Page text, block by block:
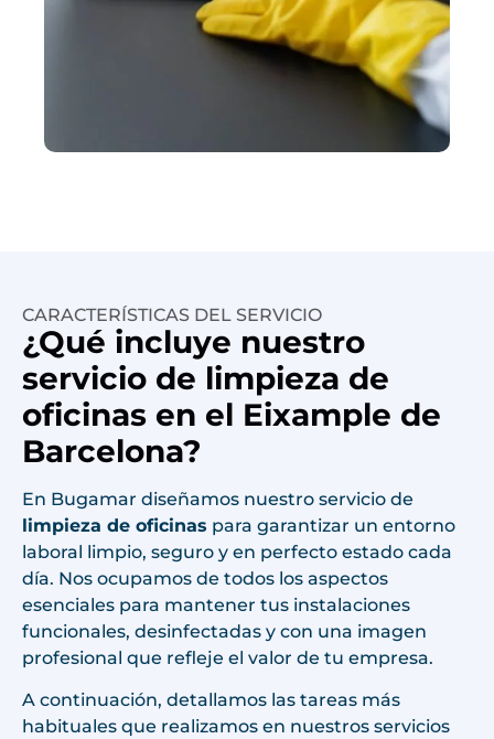
CARACTERÍSTICAS DEL SERVICIO
¿Qué incluye nuestro
servicio de limpieza de
oficinas en el Eixample de
Barcelona?
En Bugamar diseñamos nuestro servicio de
limpieza de oficinas para garantizar un entorno
laboral limpio, seguro y en perfecto estado cada
día. Nos ocupamos de todos los aspectos
esenciales para mantener tus instalaciones
funcionales, desinfectadas y con una imagen
profesional que refleje el valor de tu empresa.
A continuación, detallamos las tareas más
habituales que realizamos en nuestros servicios